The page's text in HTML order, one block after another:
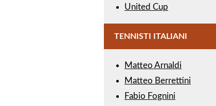
United Cup
TENNISTI ITALIANI
Matteo Arnaldi
Matteo Berrettini
Fabio Fognini